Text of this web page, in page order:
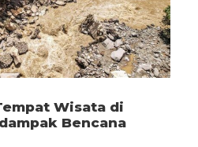
Wisata di
Bencana